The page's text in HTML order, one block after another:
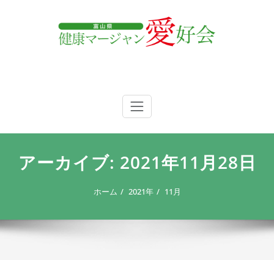
富山県 健康マージャン愛好会
アーカイブ: 2021年11月28日
ホーム 2021年 11月